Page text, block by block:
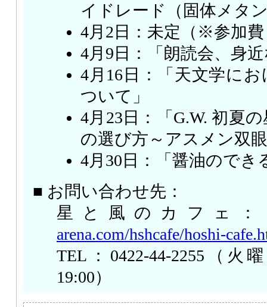
イドレード（固体メタ
4月2日：未定（※参加費
4月9日：「朗読会、身
4月16日：「天文学に
ついて」
4月23日：「G.W. 初夏
の選び方～アスメン双
4月30日：「醤油のでき
■ お問い合わせ先：
星と風のカフェ
arena.com/hshcafe/hoshi-
TEL：0422-44-2255（火
19:00）